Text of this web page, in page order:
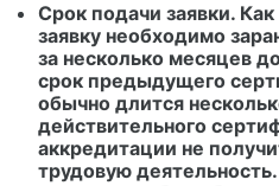
Срок подачи заявки.
заявку необходимо
за несколько месяцев
срок предыдущего
обычно длится
действительного
аккредитации не
трудовую